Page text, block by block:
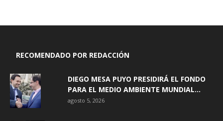
RECOMENDADO POR REDACCIÓN
DIEGO MESA PUYO PRESIDIRÁ EL FONDO
PARA EL MEDIO AMBIENTE MUNDIAL...
agosto 5, 2026